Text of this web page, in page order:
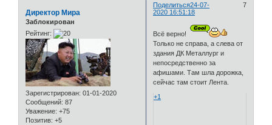
Поделиться 7
24-07-
2020 16:51:18
Директор Мира
Заблокирован
Рейтинг:
Зарегистрирован: 01-01-2020
Сообщений: 87
Уважение: +75
Позитив: +5
Всё верно!
Только не справа, а слева от
здания ДК Металлург и
непосредственно за
афишами. Там шла дорожка,
сейчас там стоит Лента.
+1